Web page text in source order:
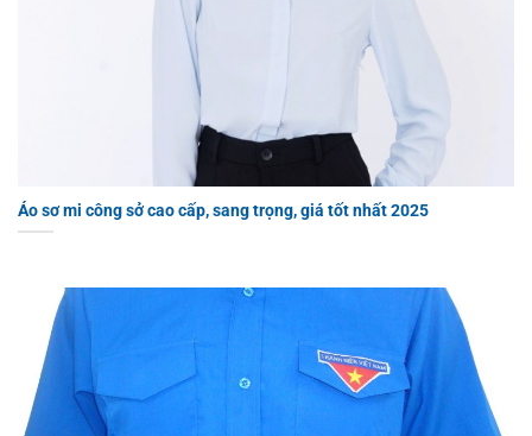
Áo sơ mi công sở cao cấp, sang trọng, giá tốt nhất 2025